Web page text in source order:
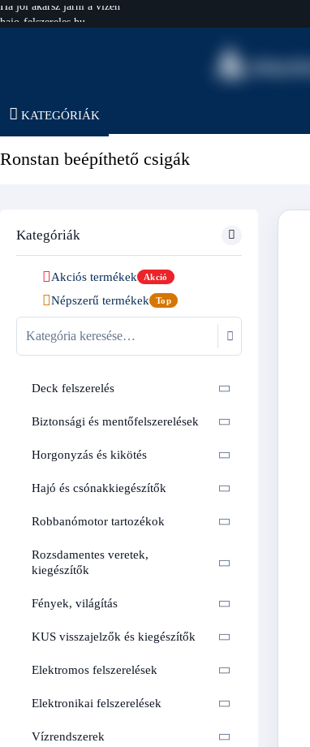
hajo-felszereles.hu
KATEGÓRIÁK
Ronstan beépíthető csigák
Kategóriák
Akciós termékek Akció
Népszerű termékek Top
Deck felszerelés
Biztonsági és mentőfelszerelések
Horgonyzás és kikötés
Hajó és csónakkiegészítők
Robbanómotor tartozékok
Rozsdamentes veretek,
kiegészítők
Fények, világítás
KUS visszajelzők és kiegészítők
Elektromos felszerelések
Elektronikai felszerelések
Vízrendszerek